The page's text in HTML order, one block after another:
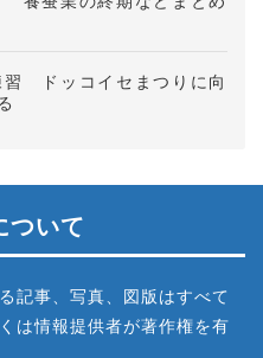
習 ドッコイセまつりに向
ついて
記事、写真、図版はすべて
は情報提供者が著作権を有